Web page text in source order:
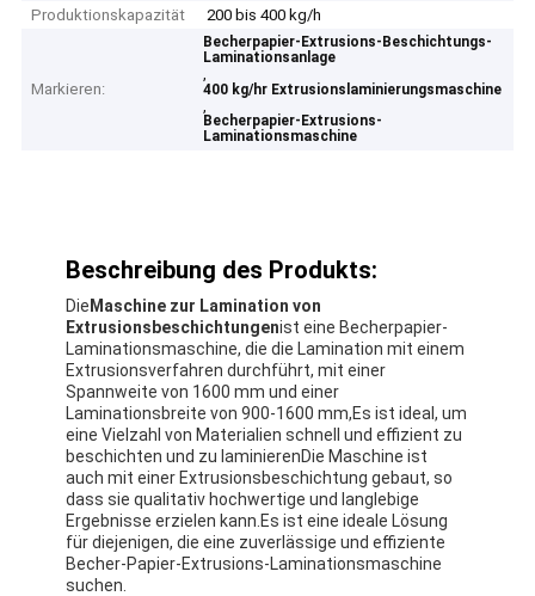
Produktionskapazität
200 bis 400 kg/h
Markieren:
Becherpapier-Extrusions-Beschichtungs-
Laminationsanlage
,
400 kg/hr Extrusionslaminierungsmaschine
,
Becherpapier-Extrusions-
Laminationsmaschine
Beschreibung des Produkts:
Die Maschine zur Lamination von
Extrusionsbeschichtungenist eine Becherpapier-
Laminationsmaschine, die die Lamination mit einem
Extrusionsverfahren durchführt, mit einer
Spannweite von 1600 mm und einer
Laminationsbreite von 900-1600 mm,Es ist ideal, um
eine Vielzahl von Materialien schnell und effizient zu
beschichten und zu laminierenDie Maschine ist
auch mit einer Extrusionsbeschichtung gebaut, so
dass sie qualitativ hochwertige und langlebige
Ergebnisse erzielen kann.Es ist eine ideale Lösung
für diejenigen, die eine zuverlässige und effiziente
Becher-Papier-Extrusions-Laminationsmaschine
suchen.